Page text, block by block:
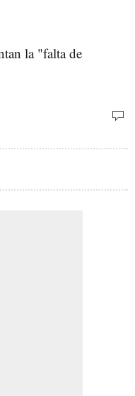
la "falta de